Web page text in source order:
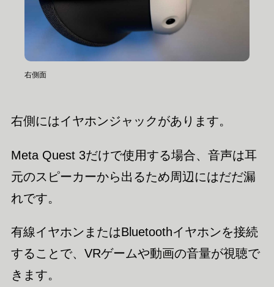
右側面
右側にはイヤホンジャックがあります。
Meta Quest 3だけで使用する場合、音声は耳
元のスピーカーから出るため周辺にはだだ漏
れです。
有線イヤホンまたはBluetoothイヤホンを接続
することで、VRゲームや動画の音量が視聴で
きます。